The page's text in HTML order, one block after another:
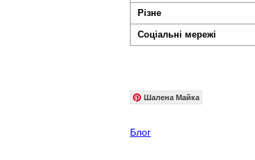
Різне
Соціальні мережі
Шалена Майка
Блог